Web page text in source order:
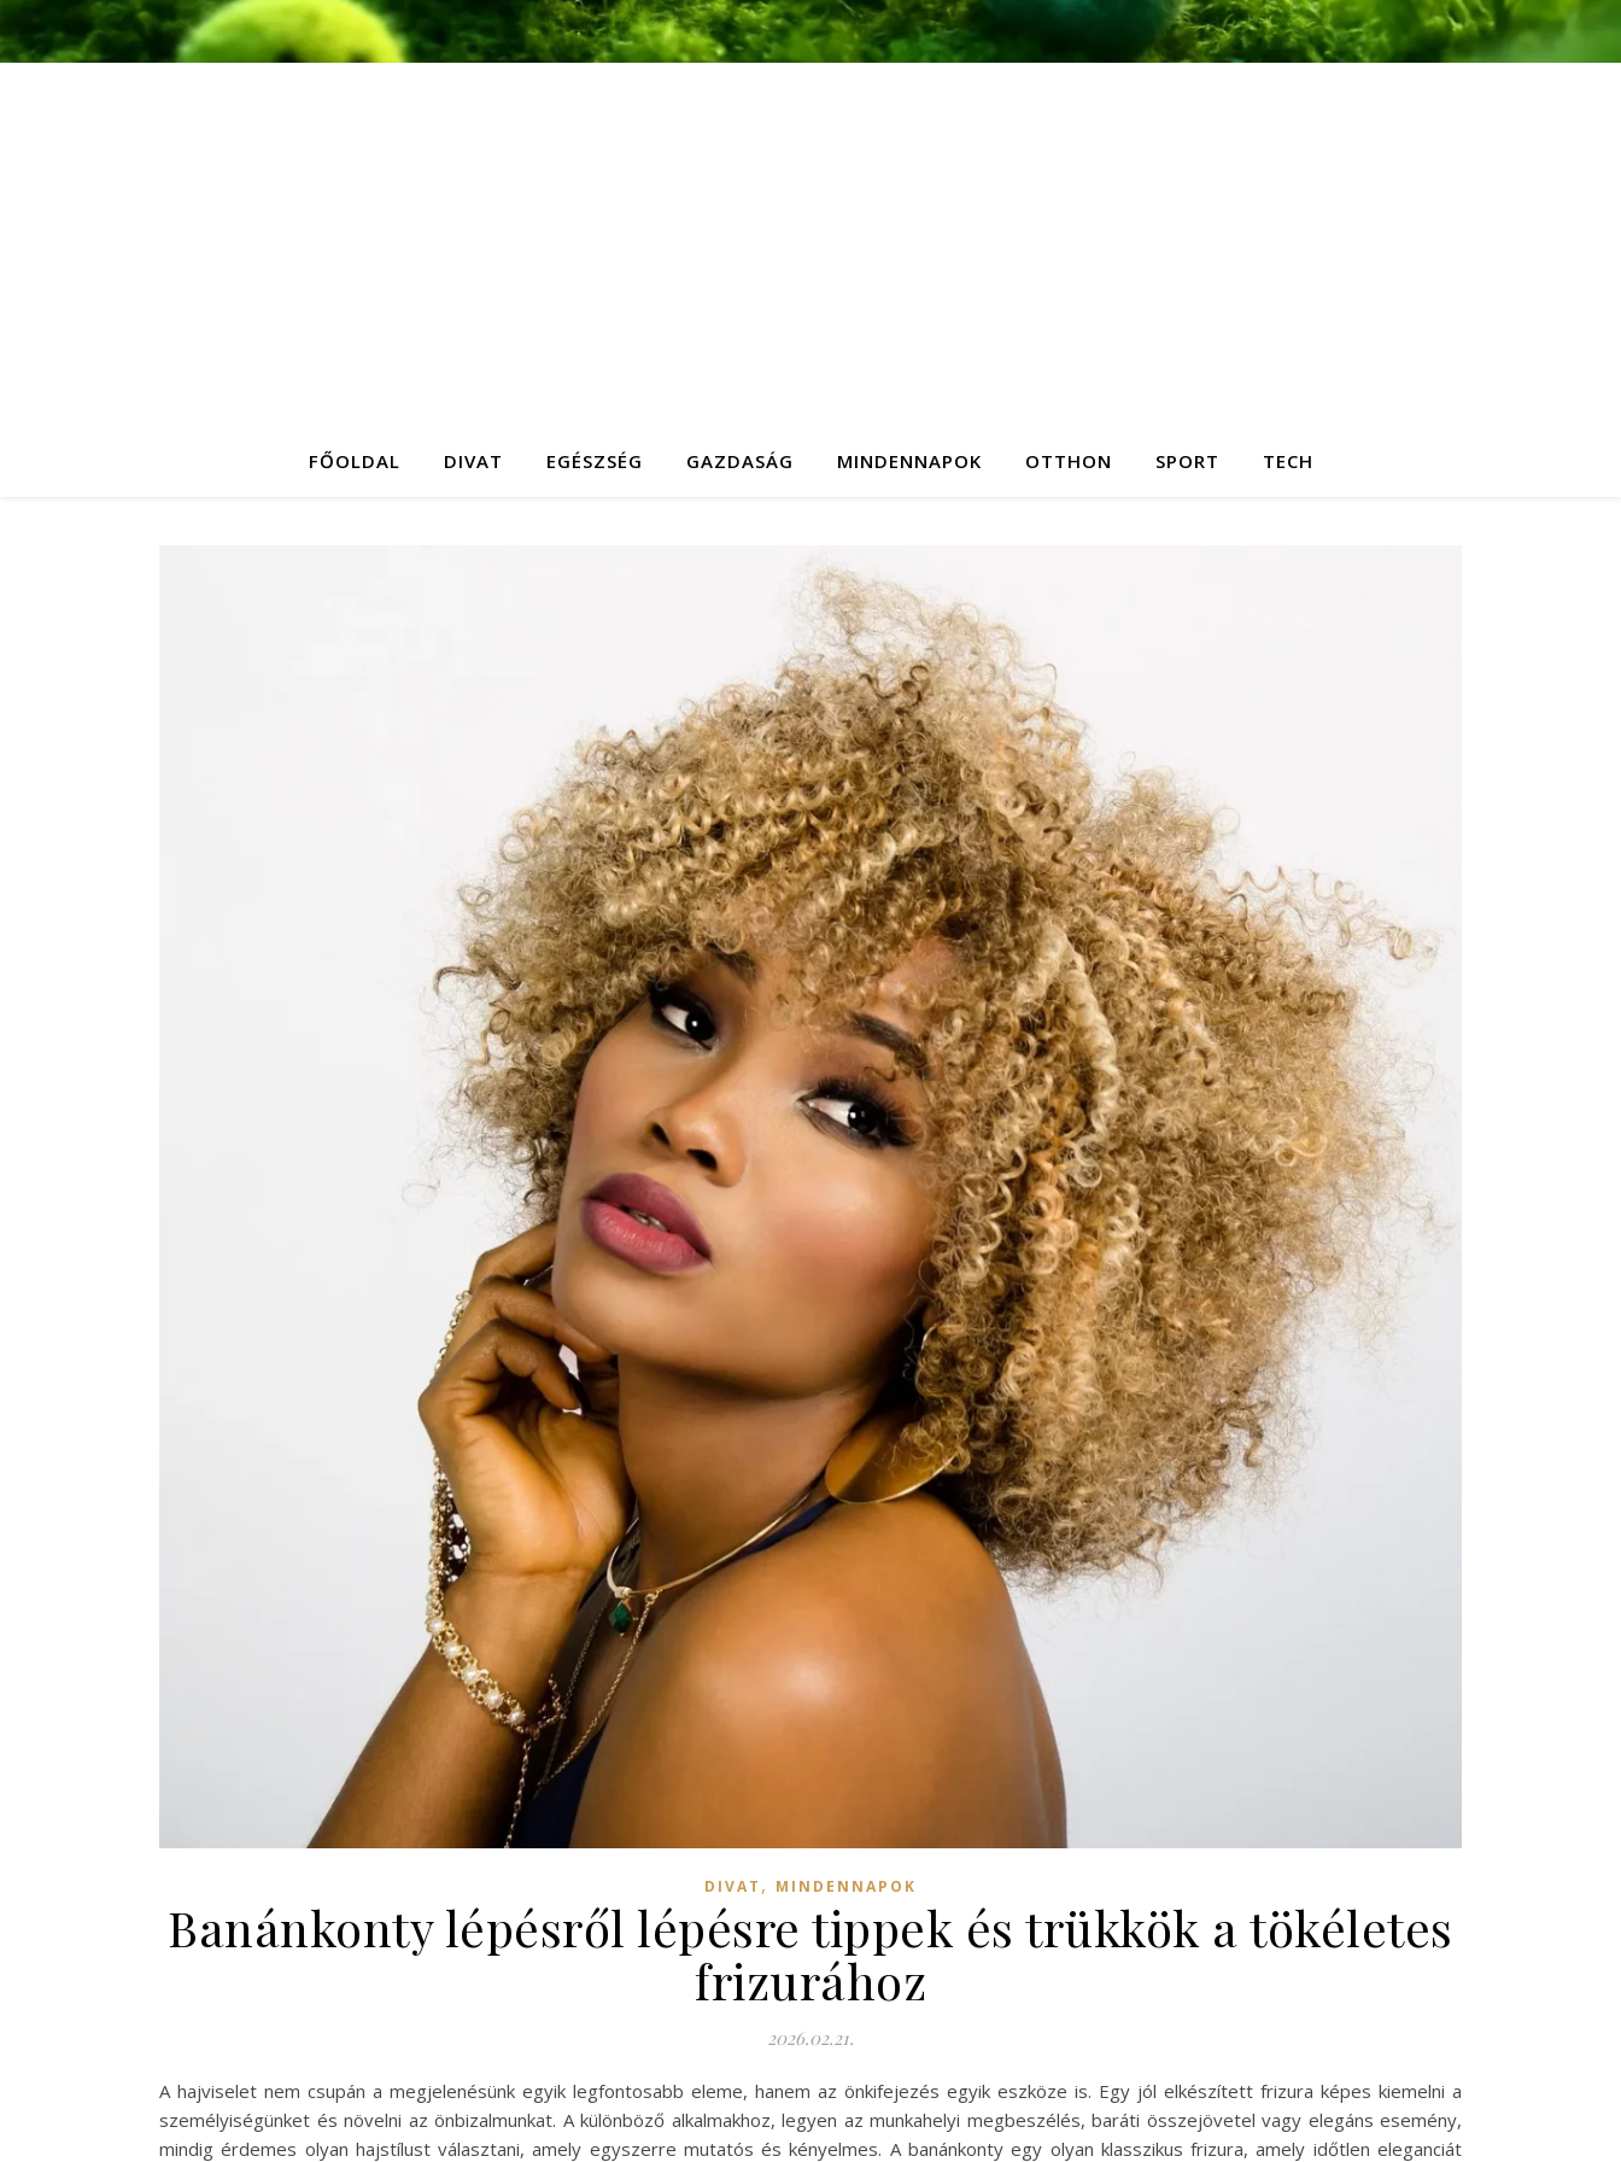
FŐOLDAL DIVAT EGÉSZSÉG GAZDASÁG MINDENNAPOK OTTHON SPORT TECH
DIVAT , MINDENNAPOK
Banánkonty lépésről lépésre tippek és trükkök a tökéletes
frizurához
2026.02.21.
A hajviselet nem csupán a megjelenésünk egyik legfontosabb eleme, hanem az önkifejezés egyik eszköze is. Egy jól elkészített frizura képes kiemelni a
személyiségünket és növelni az önbizalmunkat. A különböző alkalmakhoz, legyen az munkahelyi megbeszélés, baráti összejövetel vagy elegáns esemény,
mindig érdemes olyan hajstílust választani, amely egyszerre mutatós és kényelmes. A banánkonty egy olyan klasszikus frizura, amely időtlen eleganciát